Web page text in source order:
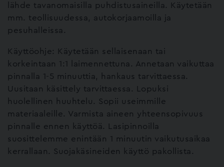
lähde tavanomaisilla puhdistusaineilla. Käytetään
mm. teollisuudessa, autokorjaamoilla ja
pesuhalleissa.
Käyttöohje: Käytetään sellaisenaan tai
korkeintaan 1:1 laimennettuna. Annetaan vaikuttaa
pinnalla 1-5 minuuttia, hankaus tarvittaessa.
Uusitaan käsittely tarvittaessa. Lopuksi
huolellinen huuhtelu. Sopii useimmille
materiaaleille. Varmista aineen yhteensopivuus
pinnalle ennen käyttöä. Lasipinnoilla
suosittelemme enintään 1 minuutin vaikutusaikaa
kerrallaan. Suojakäsineiden käyttö pakollista.